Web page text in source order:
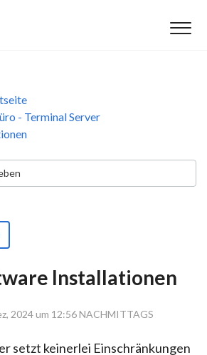
- Terminal Server
Installationen
2024 um 12:56 NACHMITTAGS
setzt keinerlei Einschränkungen